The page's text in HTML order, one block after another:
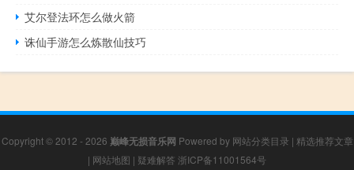
艾尔登法环怎么做火箭
诛仙手游怎么炼散仙技巧
Copyright © 2012 - 2026 巅峰无损音乐网 Powered by 网站分类目录 | 精选推荐文章
| 网站地图 | 疑难解答 浙ICP备11001564号